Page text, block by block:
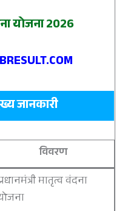
योजना 2026
जानकारी
विवरण
मातृत्व वंदना